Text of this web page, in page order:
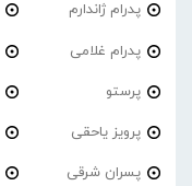
پدرام ژاندارم
پدرام غلامی
پرستو
پرویز یاحقی
پسران شرقی